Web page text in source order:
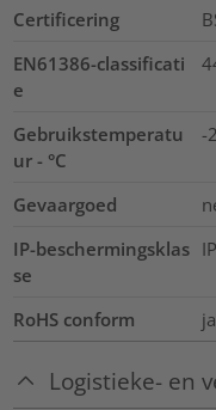
Certificering
EN61386-classificati
e
Gebruikstemperatu
ur - °C
-
Gevaargoed
IP-beschermingsklas
se
RoHS conform ja
Logistieke- en